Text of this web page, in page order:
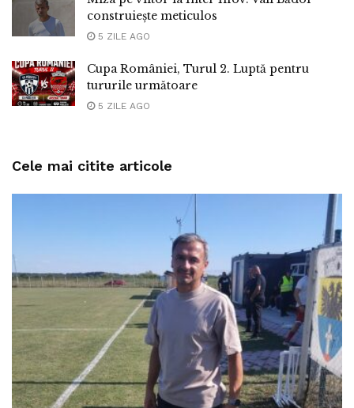
construiește meticulos
5 ZILE AGO
Cupa României, Turul 2. Luptă pentru
tururile următoare
5 ZILE AGO
Cele mai citite articole